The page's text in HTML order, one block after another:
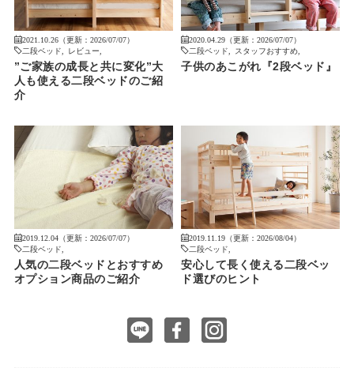
2021.10.26（更新：2026/07/07）
二段ベッド
レビュー
”ご家族の成長と共に変化”大
人も使える二段ベッドのご紹
介
2020.04.29（更新：2026/07/07）
二段ベッド
スタッフおすすめ
子供のあこがれ『2段ベッド』
2019.12.04（更新：2026/07/07）
二段ベッド
人気の二段ベッドとおすすめ
オプション商品のご紹介
2019.11.19（更新：2026/08/04）
二段ベッド
安心して長く使える二段ベッ
ド選びのヒント